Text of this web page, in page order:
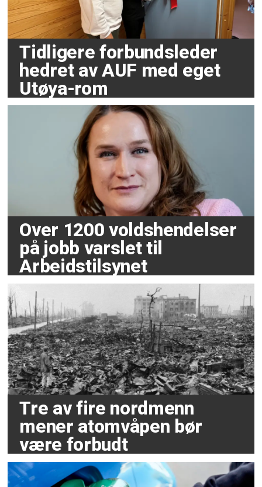
Tidligere forbundsleder
hedret av AUF med eget
Utøya-rom
Over 1200 voldshendelser
på jobb varslet til
Arbeidstilsynet
Tre av fire nordmenn
mener atomvåpen bør
være forbudt